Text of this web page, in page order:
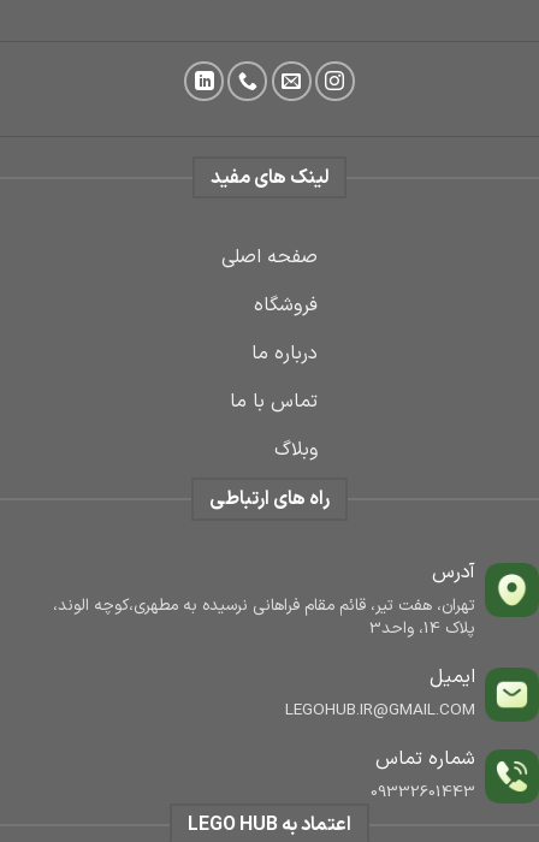
لینک های مفید
صفحه اصلی
فروشگاه
درباره ما
تماس با ما
وبلاگ
راه های ارتباطی
آدرس
تهران، هفت تیر، قائم مقام فراهانی نرسیده به مطهری،کوچه الوند،
پلاک 14، واحد3
ایمیل
LEGOHUB.IR@GMAIL.COM
شماره تماس
09332601443
اعتماد به LEGO HUB